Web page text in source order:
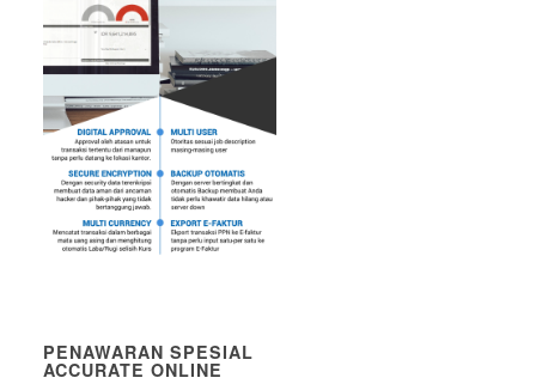
PENAWARAN SPESIAL
ACCURATE ONLINE